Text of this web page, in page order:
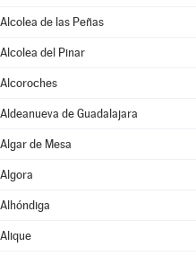
Alcolea de las Peñas
Alcolea del Pinar
Alcoroches
Aldeanueva de Guadalajara
Algar de Mesa
Algora
Alhóndiga
Alique